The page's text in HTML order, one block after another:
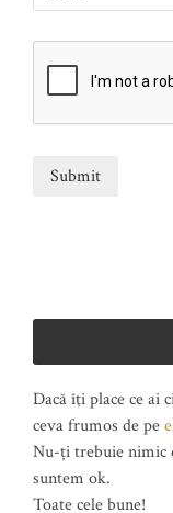
Dacă îţi place ce
ceva frumos de pe
Nu-ți trebuie nimic
suntem ok.
Toate cele bune!